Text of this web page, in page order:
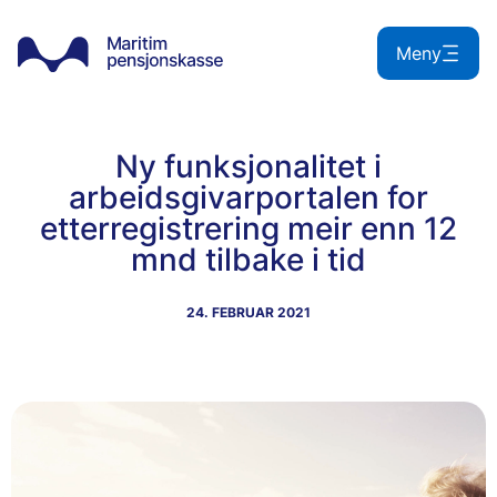
innhold
Meny
Ny funksjonalitet i
arbeidsgivarportalen for
etterregistrering meir enn 12
mnd tilbake i tid
24. FEBRUAR 2021